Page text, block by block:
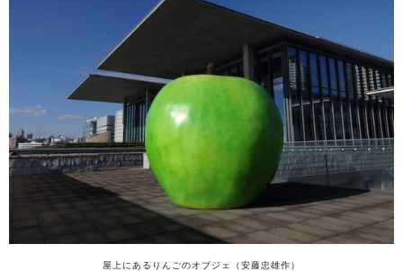
屋上にあるりんごのオブジェ（安藤忠雄作）